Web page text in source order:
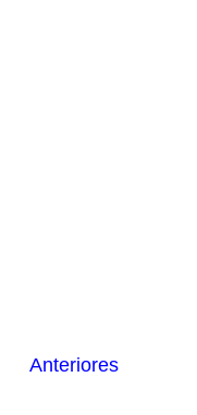
Anteriores